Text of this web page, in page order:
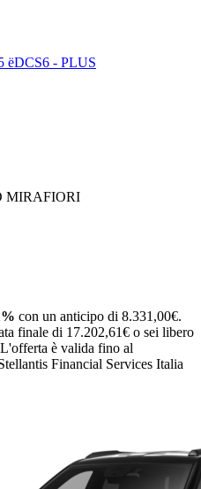
ëDCS6 - PLUS
MIRAFIORI
con un anticipo di 8.331,00€.
finale di 17.202,61€ o sei libero
L'offerta è valida fino al
Financial Services Italia